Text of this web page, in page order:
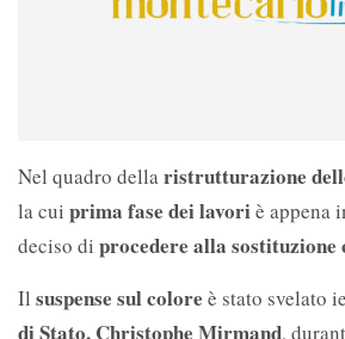
Nel quadro della ristrutturazione
la cui prima fase dei lavoriè appena
deciso di procedere alla sostituzione
Il suspense sul colore è stato svelato
di Stato, Christophe Mirmand,